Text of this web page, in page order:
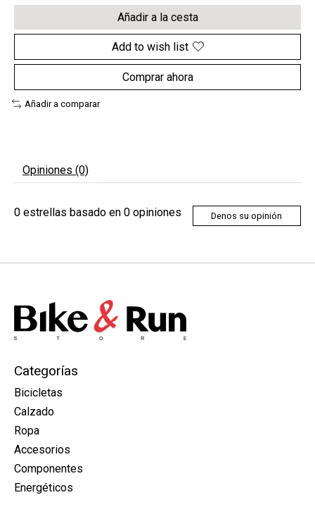
Añadir a la cesta
Add to wish list
Comprar ahora
Añadir a comparar
Opiniones (0)
0 estrellas basado en 0 opiniones Denos su opinión
Categorías
Bicicletas
Calzado
Ropa
Accesorios
Componentes
Energéticos